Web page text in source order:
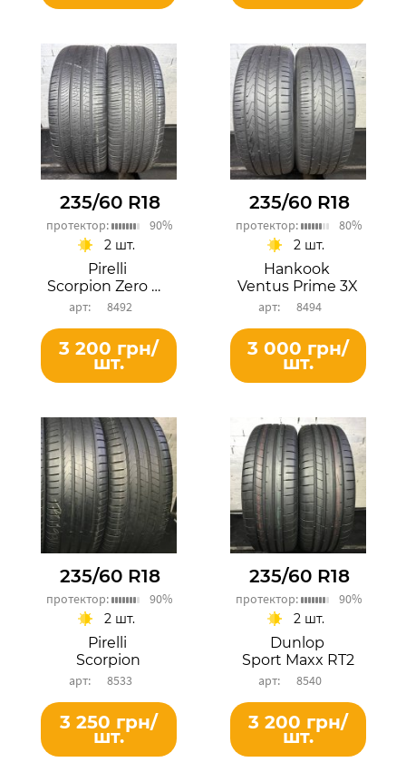
235/60 R18
протектор: 90%
Pirelli
Scorpion Zero All Season
8492
2 шт.
3 200 грн/
шт.
235/60 R18
протектор: 80%
Hankook
Ventus Prime 3X
8494
2 шт.
3 000 грн/
шт.
235/60 R18
протектор: 90%
Pirelli
Scorpion
8533
2 шт.
3 250 грн/
шт.
235/60 R18
протектор: 90%
Dunlop
Sport Maxx RT2
8540
2 шт.
3 200 грн/
шт.